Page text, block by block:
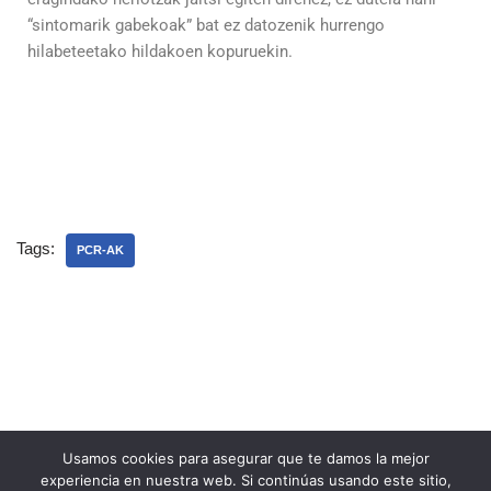
“sintomarik gabekoak” bat ez datozenik hurrengo
hilabeteetako hildakoen kopuruekin.
Tags: PCR-AK
Usamos cookies para asegurar que te damos la mejor
experiencia en nuestra web. Si continúas usando este sitio,